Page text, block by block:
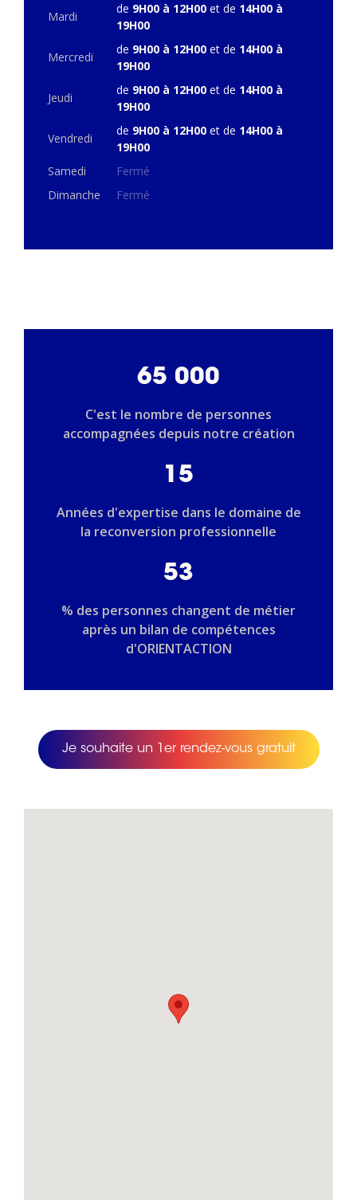
Mardi
de 9H00 à 12H00 et de 14H00 à
19H00
Mercredi
de 9H00 à 12H00 et de 14H00 à
19H00
Jeudi
de 9H00 à 12H00 et de 14H00 à
19H00
Vendredi
de 9H00 à 12H00 et de 14H00 à
19H00
Samedi
Fermé
Dimanche
Fermé
65 000
C'est le nombre de personnes
accompagnées depuis notre création
15
Années d'expertise dans le domaine de
la reconversion professionnelle
53
% des personnes changent de métier
après un bilan de compétences
d'ORIENTACTION
Je souhaite un 1er rendez-vous gratuit